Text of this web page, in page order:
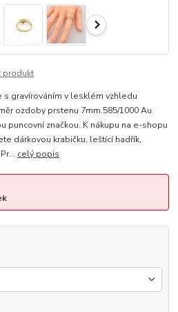
produkt
gravírováním v lesklém vzhledu
ozdoby prstenu 7mm.585/1000 Au
puncovní značkou. K nákupu na e-shopu
dárkovou krabičku, leštící hadřík,
celý popis